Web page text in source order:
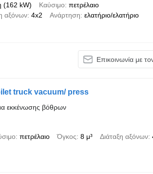
(162 kW) Καύσιμο πετρέλαιο
αξόνων 4x2 Ανάρτηση ελατήριο/ελατήριο
Επικοινωνία με
truck vacuum/ press
εκκένωσης βόθρων
πετρέλαιο Όγκος 8 μ³ Διάταξη αξόνων